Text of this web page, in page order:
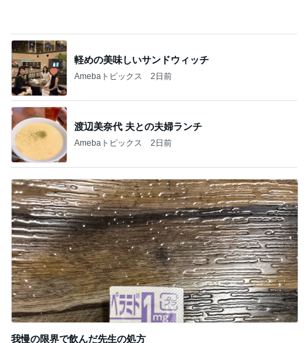
渡辺美奈代 夫との夫婦ランチ
Amebaトピックス 2日前
我慢の限界で飲んだ先生の処方
Amebaトピックス 1日前
記事を読む